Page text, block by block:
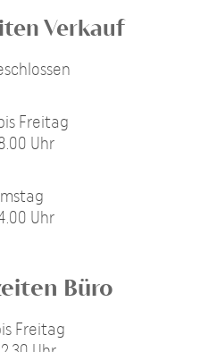
Verkauf
Freitag
Uhr
Uhr
Büro
Freitag